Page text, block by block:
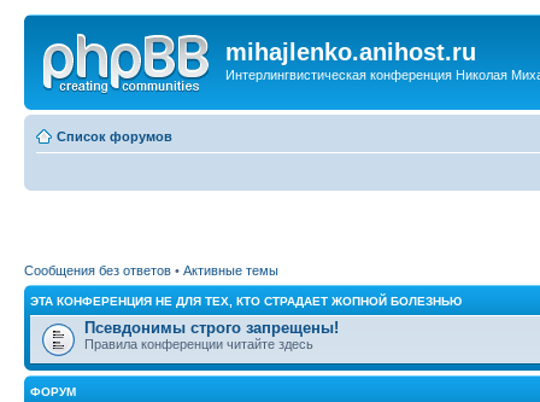
mihajlenko.anihost.ru
Интерлингвистическая конференция Николая
Список форумов
Сообщения без ответов • Активные темы
ЭТА КОНФЕРЕНЦИЯ НЕ ДЛЯ ТЕХ, КТО СТРАДАЕТ ЖОПНОЙ БОЛЕЗНЬЮ
Псевдонимы строго запрещены!
Правила конференции читайте здесь
ФОРУМ